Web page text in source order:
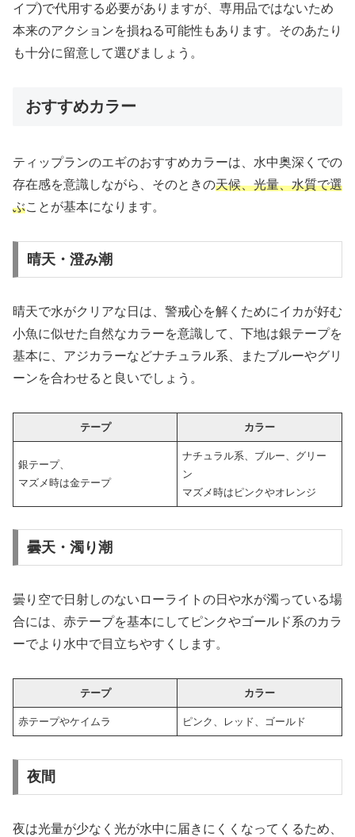
イプ)で代用する必要がありますが、専用品ではないため
本来のアクションを損ねる可能性もあります。そのあたり
も十分に留意して選びましょう。
おすすめカラー
ティップランのエギのおすすめカラーは、水中奥深くでの
存在感を意識しながら、そのときの天候、光量、水質で選
ぶことが基本になります。
晴天・澄み潮
晴天で水がクリアな日は、警戒心を解くためにイカが好む
小魚に似せた自然なカラーを意識して、下地は銀テープを
基本に、アジカラーなどナチュラル系、またブルーやグリ
ーンを合わせると良いでしょう。
テープ カラー
銀テープ、
マズメ時は金テープ
ナチュラル系、ブルー、グリー
ン
マズメ時はピンクやオレンジ
曇天・濁り潮
曇り空で日射しのないローライトの日や水が濁っている場
合には、赤テープを基本にしてピンクやゴールド系のカラ
ーでより水中で目立ちやすくします。
テープ カラー
赤テープやケイムラ ピンク、レッド、ゴールド
夜間
夜は光量が少なく光が水中に届きにくくなってくるため、